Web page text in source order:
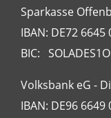
Sparkasse
IBAN: DE72
BIC:
Volksbank eG -
IBAN: DE96